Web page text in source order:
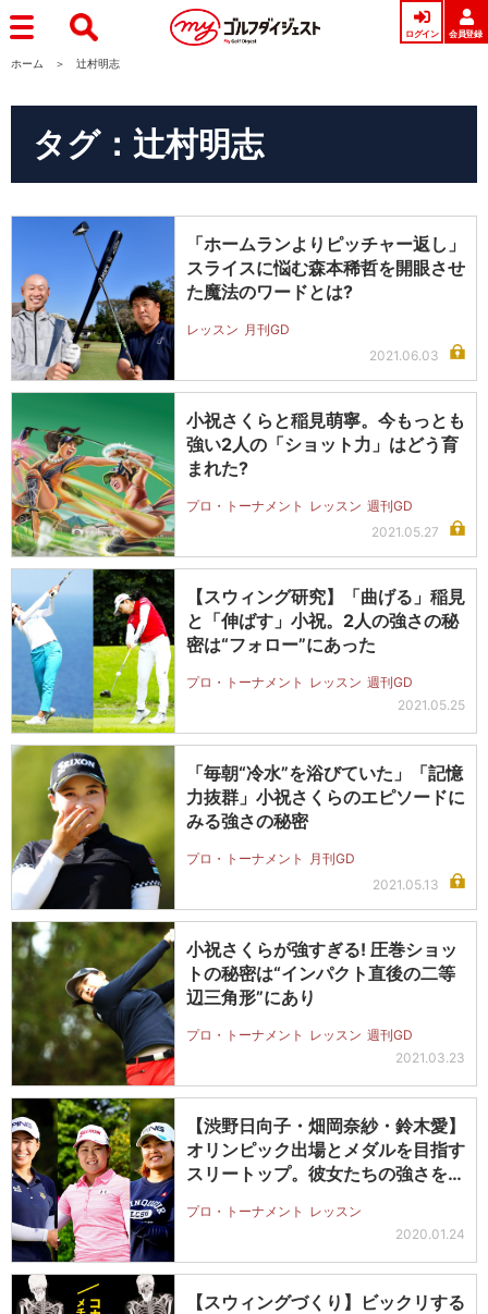
ログイン 会員登録
ホーム 辻村明志
タグ：辻村明志
「ホームランよりピッチャー返し」
スライスに悩む森本稀哲を開眼させ
た魔法のワードとは?
レッスン 月刊GD
2021.06.03
小祝さくらと稲見萌寧。今もっとも
強い2人の「ショット力」はどう育
まれた?
プロ・トーナメント レッスン 週刊GD
2021.05.27
【スウィング研究】「曲げる」稲見
と「伸ばす」小祝。2人の強さの秘
密は“フォロー”にあった
プロ・トーナメント レッスン 週刊GD
2021.05.25
「毎朝“冷水”を浴びていた」「記憶
力抜群」小祝さくらのエピソードに
みる強さの秘密
プロ・トーナメント
月刊GD
2021.05.13
小祝さくらが強すぎる! 圧巻ショッ
トの秘密は“インパクト直後の二等
辺三角形”にあり
プロ・トーナメント レッスン 週刊GD
2021.03.23
【渋野日向子・畑岡奈紗・鈴木愛】
オリンピック出場とメダルを目指す
スリートップ。彼女たちの強さを再
プロ・トーナメント レッスン
2020.01.24
【スウィングづくり】ビックリする